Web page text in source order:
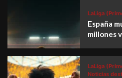
LaLiga
España
millones
LaLiga
Noticias